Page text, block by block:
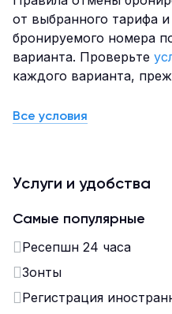
от выбранного тарифа
бронируемого номера
варианта. Проверьте
каждого варианта,
Все условия
Услуги и удобства
Самые популярные
Ресепшн 24 часа
Зонты
Регистрация